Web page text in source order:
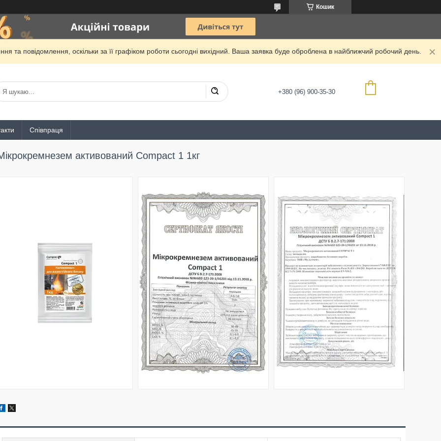
Кошик
та повідомлення, оскільки за її графіком роботи сьогодні вихідний. Ваша заявка буде оброблена в найближчий робочий день.
+380 (96) 900-35-30
Співпраця
активований Compact 1 1кг